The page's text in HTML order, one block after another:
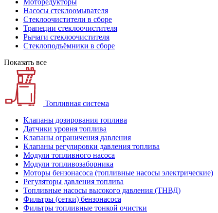
Моторедукторы
Насосы стеклоомывателя
Стеклоочистители в сборе
Трапеции стеклоочистителя
Рычаги стеклоочистителя
Стеклоподъёмники в сборе
Показать все
Топливная система
Клапаны дозирования топлива
Датчики уровня топлива
Клапаны ограничения давления
Клапаны регулировки давления топлива
Модули топливного насоса
Модули топливозаборника
Моторы бензонасоса (топливные насосы электрические)
Регуляторы давления топлива
Топливные насосы высокого давления (ТНВД)
Фильтры (сетки) бензонасоса
Фильтры топливные тонкой очистки